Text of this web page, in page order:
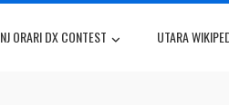
NJ ORARI DX CONTEST UTARA